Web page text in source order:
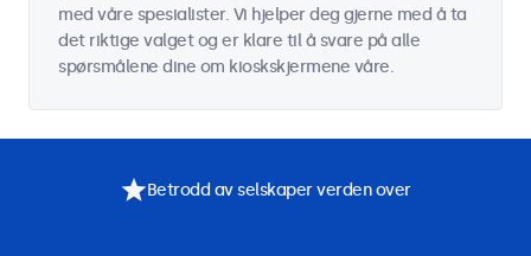
med våre spesialister. Vi hjelper deg gjerne med å ta
det riktige valget og er klare til å svare på alle
spørsmålene dine om kioskskjermene våre.
Betrodd av selskaper verden over